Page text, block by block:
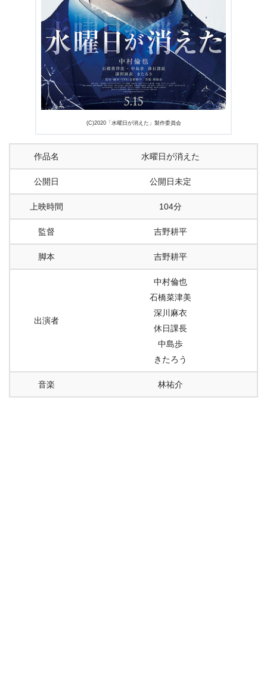
(C)2020「水曜日が消えた」製作委員会
作品名 水曜日が消えた
公開日 公開日未定
上映時間 104分
監督 吉野耕平
脚本 吉野耕平
出演者
中村倫也
石橋菜津美
深川麻衣
休日課長
中島歩
きたろう
音楽 林祐介